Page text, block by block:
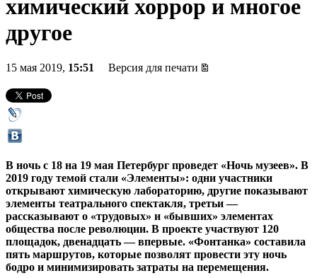
химический хоррор и многое
другое
15 мая 2019, 15:51 Версия для печати
В ночь с 18 на 19 мая Петербург проведет «Ночь музеев». В
2019 году темой стали «Элементы»: одни участники
открывают химическую лабораторию, другие показывают
элементы театрального спектакля, третьи —
рассказывают о «трудовых» и «бывших» элементах
общества после революции. В проекте участвуют 120
площадок, двенадцать — впервые. «Фонтанка» составила
пять маршрутов, которые позволят провести эту ночь
бодро и минимизировать затраты на перемещения.